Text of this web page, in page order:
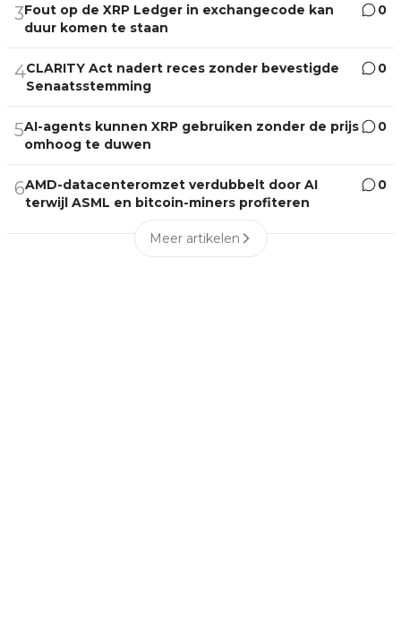
3Fout op de XRP Ledger in exchangecode kan
duur komen te staan
0
4CLARITY Act nadert reces zonder bevestigde
Senaatsstemming
0
5AI-agents kunnen XRP gebruiken zonder de prijs
omhoog te duwen
0
6AMD-datacenteromzet verdubbelt door AI
terwijl ASML en bitcoin-miners profiteren
0
Meer artikelen